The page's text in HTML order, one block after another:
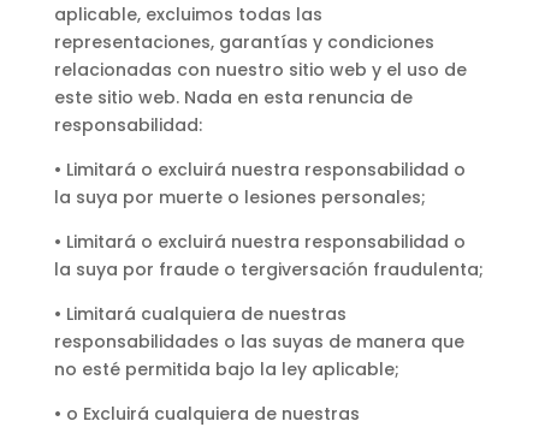
aplicable, excluimos todas las
representaciones, garantías y condiciones
relacionadas con nuestro sitio web y el uso de
este sitio web. Nada en esta renuncia de
responsabilidad:
• Limitará o excluirá nuestra responsabilidad o
la suya por muerte o lesiones personales;
• Limitará o excluirá nuestra responsabilidad o
la suya por fraude o tergiversación fraudulenta;
• Limitará cualquiera de nuestras
responsabilidades o las suyas de manera que
no esté permitida bajo la ley aplicable;
• o Excluirá cualquiera de nuestras